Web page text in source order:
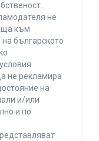
не
към
българското
не рекламира
на
и/или
и по